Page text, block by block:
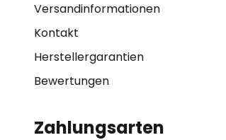
Versandinformationen
Kontakt
Herstellergarantien
Bewertungen
Zahlungsarten